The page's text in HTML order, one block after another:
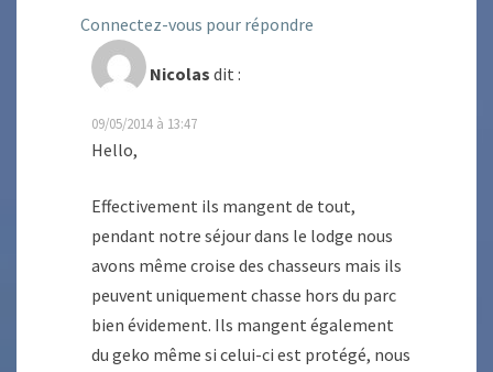
Connectez-vous pour répondre
Nicolas dit :
09/05/2014 à 13:47
Hello,
Effectivement ils mangent de tout,
pendant notre séjour dans le lodge nous
avons même croise des chasseurs mais ils
peuvent uniquement chasse hors du parc
bien évidement. Ils mangent également
du geko même si celui-ci est protégé, nous